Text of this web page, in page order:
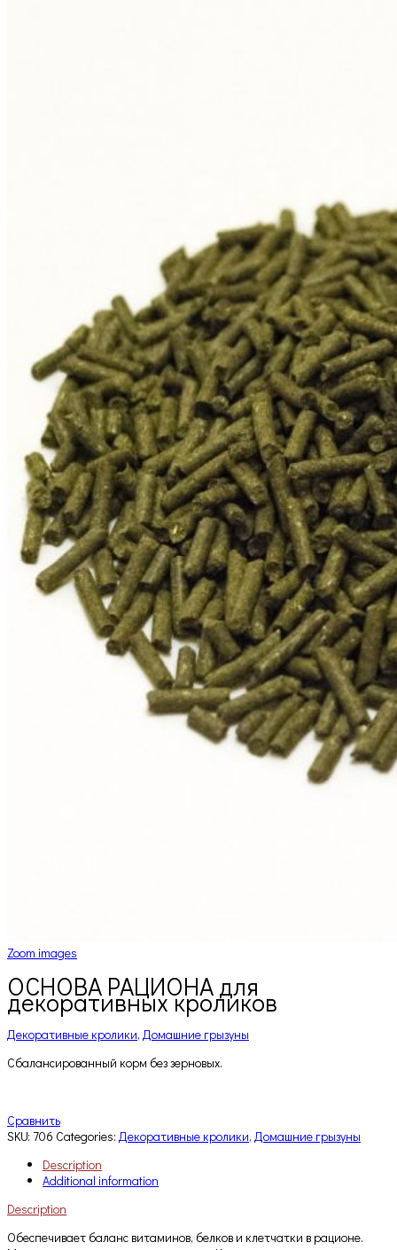
Zoom images
ОСНОВА РАЦИОНА для
декоративных кроликов
Декоративные кролики, Домашние грызуны
Сбалансированный корм без зерновых.
Сравнить
SKU: 706 Categories: Декоративные кролики, Домашние грызуны
Description
Additional information
Description
Обеспечивает баланс витаминов, белков и клетчатки в рационе.